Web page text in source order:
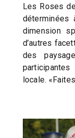
Les Roses
déterminées
dimension
d’autres
des
locale.